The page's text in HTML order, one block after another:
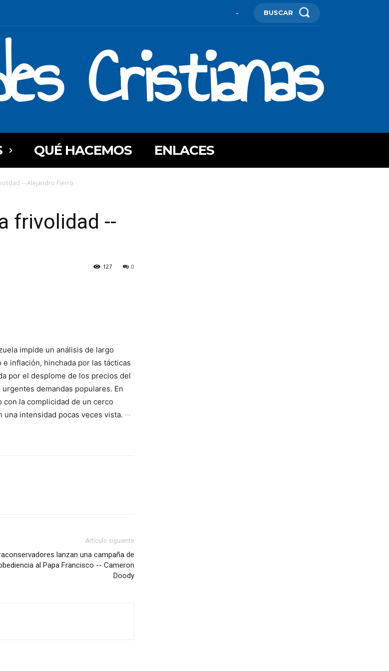
- BUSCAR
Cristianas
QUÉ HACEMOS ENLACES
-- Alejandro Fierro
frivolidad --
0
127
impide un análisis de largo
inflación, hinchada por las tácticas
por el desplome de los precios del
demandas populares. En
con la complicidad de un cerco
intensidad pocas veces vista. ···
Artículo siguiente
lanzan una campaña de
al Papa Francisco -- Cameron
Doody